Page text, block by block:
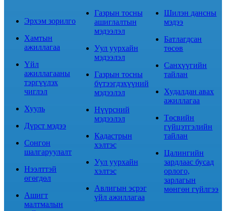
Эрхэм зорилго
Хамтын
ажиллагаа
Үйл
ажиллагааны
тэргүүлэх
чиглэл
Хууль
Дүрст мэдээ
Сонгон
шалгаруулалт
Нээлттэй
өгөгдөл
Ашигт
малтмалын
Газрын тосны
ашиглалтын
мэдээлэл
Уул уурхайн
мэдээлэл
Газрын тосны
бүтээгдэхүүний
мэдээлэл
Нүүрсний
мэдээлэл
Кадастрын
хэлтэс
Уул уурхайн
хэлтэс
Авлигын эсрэг
үйл ажиллагаа
Шилэн дансны
мэдээ
Батлагдсан
төсөв
Санхүүгийн
тайлан
Худалдан авах
ажиллагаа
Төсвийн
гүйцэтгэлийн
тайлан
Цалингийн
зардлаас бусад
орлого,
зарлагын
мөнгөн гүйлгээ